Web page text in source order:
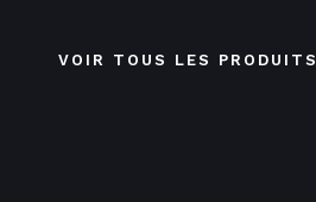
VOIR TOUS LES PRODUITS